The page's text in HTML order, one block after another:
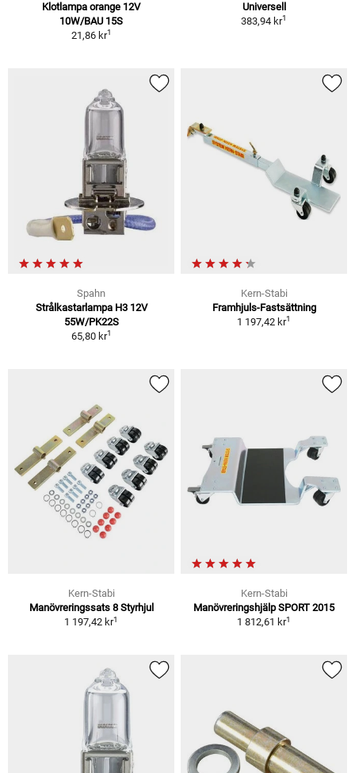
Klotlampa orange 12V
10W/BAU 15S
21,86 kr1
Universell
383,94 kr1
Spahn
Strålkastarlampa H3 12V
55W/PK22S
65,80 kr1
Kern-Stabi
Framhjuls-Fastsättning
1 197,42 kr1
Kern-Stabi
Manövreringssats 8 Styrhjul
1 197,42 kr1
Kern-Stabi
Manövreringshjälp SPORT 2015
1 812,61 kr1